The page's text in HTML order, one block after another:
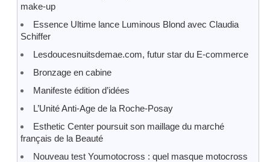
make-up
Essence Ultime lance Luminous Blond avec Claudia
Schiffer
Lesdoucesnuitsdemae.com, futur star du E-commerce
Bronzage en cabine
Manifeste édition d’idées
L’Unité Anti-Age de la Roche-Posay
Esthetic Center poursuit son maillage du marché
français de la Beauté
Nouveau test Youmotocross : quel masque motocross